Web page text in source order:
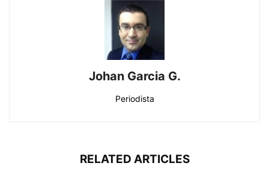
Johan Garcia G.
Periodista
RELATED ARTICLES